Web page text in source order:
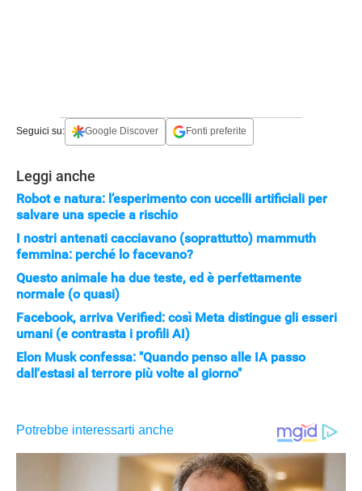
APPLE
Seguici su: Google Discover Fonti preferite
Leggi anche
Robot e natura: l’esperimento con uccelli artificiali per
salvare una specie a rischio
I nostri antenati cacciavano (soprattutto) mammuth
femmina: perché lo facevano?
Questo animale ha due teste, ed è perfettamente
normale (o quasi)
Facebook, arriva Verified: così Meta distingue gli esseri
umani (e contrasta i profili AI)
Elon Musk confessa: "Quando penso alle IA passo
dall'estasi al terrore più volte al giorno"